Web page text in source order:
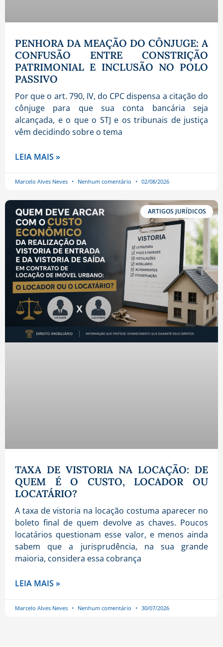
PENHORA DA MEAÇÃO DO CÔNJUGE: A
CONFUSÃO ENTRE CONSTRIÇÃO
PATRIMONIAL E INCLUSÃO NO POLO
PASSIVO
Por que o art. 790, IV, do CPC dispensa a citação do
cônjuge para que sua conta bancária seja
alcançada, e o que o STJ e os tribunais de justiça
vêm decidindo sobre o tema
LEIA MAIS »
Marcelo Alves Neves Nenhum comentário 02/08/2026
ARTIGOS JURÍDICOS
TAXA DE VISTORIA NA LOCAÇÃO: DE
QUEM É O CUSTO, LOCADOR OU
LOCATÁRIO?
A taxa de vistoria na locação costuma aparecer no
boleto final de quem devolve as chaves. Poucos
locatários questionam esse valor, e menos ainda
sabem que a jurisprudência, na sua grande
maioria, considera essa cobrança
LEIA MAIS »
Marcelo Alves Neves Nenhum comentário 30/07/2026